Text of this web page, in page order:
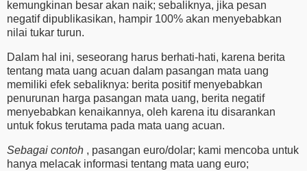
kemungkinan besar akan naik; sebaliknya, jika pesan
negatif dipublikasikan, hampir 100% akan menyebabkan
nilai tukar turun.
Dalam hal ini, seseorang harus berhati-hati, karena berita
tentang mata uang acuan dalam pasangan mata uang
memiliki efek sebaliknya: berita positif menyebabkan
penurunan harga pasangan mata uang, berita negatif
menyebabkan kenaikannya, oleh karena itu disarankan
untuk fokus terutama pada mata uang acuan.
Sebagai contoh , pasangan euro/dolar; kami mencoba untuk
hanya melacak informasi tentang mata uang euro;